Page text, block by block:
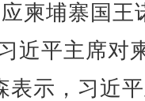
埔寨国王
近平主席对
表示，习近